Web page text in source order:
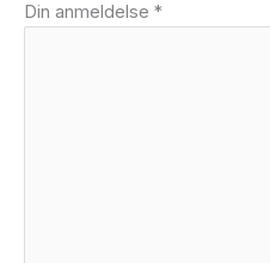
Din anmeldelse *